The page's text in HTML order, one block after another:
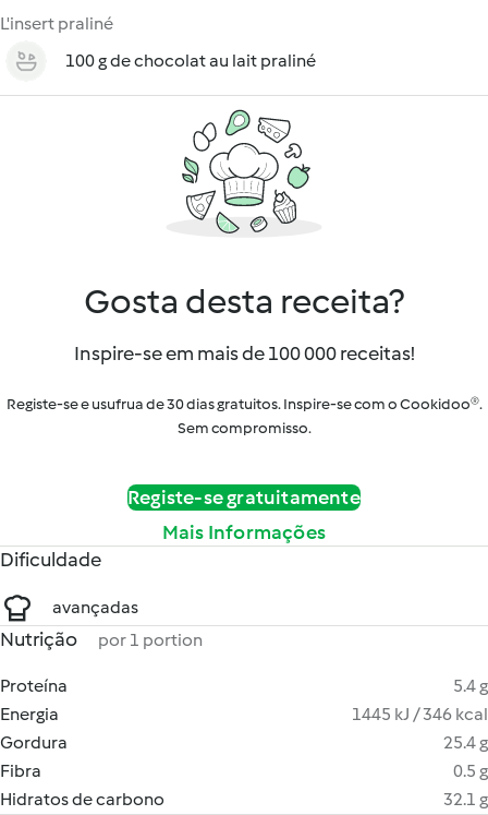
L'insert praliné
100 g de chocolat au lait praliné
Gosta desta receita?
Inspire-se em mais de 100 000 receitas!
Registe-se e usufrua de 30 dias gratuitos. Inspire-se com o Cookidoo®.
Sem compromisso.
Registe-se gratuitamente
Mais Informações
Dificuldade
avançadas
Nutrição por 1 portion
Proteína
5.4 g
Energia
1445 kJ / 346 kcal
Gordura
25.4 g
Fibra
0.5 g
Hidratos de carbono
32.1 g